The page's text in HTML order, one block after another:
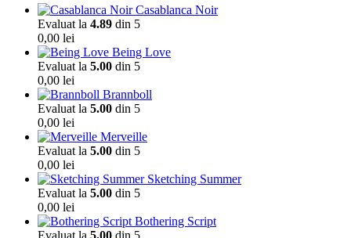
Casablanca Noir
Evaluat la 4.89 din 5
0,00 lei
Being Love
Evaluat la 5.00 din 5
0,00 lei
Brannboll
Evaluat la 5.00 din 5
0,00 lei
Merveille
Evaluat la 5.00 din 5
0,00 lei
Sketching Summer
Evaluat la 5.00 din 5
0,00 lei
Bothering Script